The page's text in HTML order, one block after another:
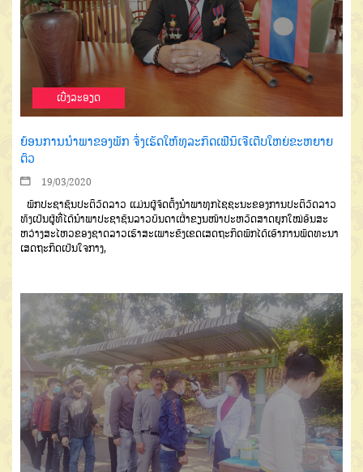
ເບີ່ງລະອຽດ
ຍ້ອນການນຳພາຂອງພັກ ຈຶ່ງເຮັດໃຫ້ທຸລະກິດເຟີນິເຈີເຕີບໃຫຍ່ຂະຫຍາຍ
ຕົວ
19/03/2020
ພັກປະຊາຊົນປະຕິວັດລາວ ແມ່ນຜູ້ຈັດຕັ້ງນຳພາທຸກໄຊຊະນະຂອງການປະຕິວັດລາວ
ທັງເປັນຜູ້ທີ່ໄດ້ນຳພາປະຊາຊົນລາວບັນດາເຜົ່າຂຽນໜ້າປະຫວັດສາດຍຸກໃໝ່ອັນສະ
ຫວ່າງສະໄຫວຂອງຊາດລາວເຮົາສະເພາະຂົງເຂດເສດຖະກິດພັກໄດ້ເອົາການພັດທະນາ
ເສດຖະກິດເປັນໃຈກາງ,